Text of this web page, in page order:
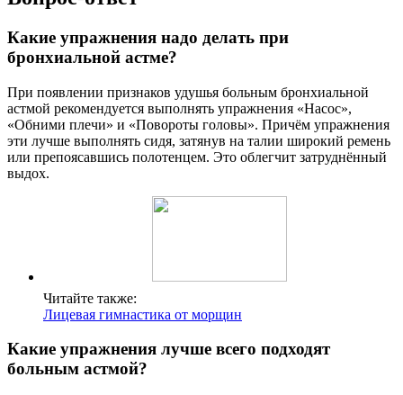
Какие упражнения надо делать при
бронхиальной астме?
При появлении признаков удушья больным бронхиальной
астмой рекомендуется выполнять упражнения «Насос»,
«Обними плечи» и «Повороты головы». Причём упражнения
эти лучше выполнять сидя, затянув на талии широкий ремень
или препоясавшись полотенцем. Это облегчит затруднённый
выдох.
Читайте также:
Лицевая гимнастика от морщин
Какие упражнения лучше всего подходят
больным астмой?